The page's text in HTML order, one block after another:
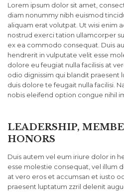
Lorem ipsum dolor sit amet,
diam nonummy nibh euismod
aliquam erat volutpat. Ut wisi enim
nostrud exerci tation ullamcorper
ex ea commodo consequat. Duis
hendrerit in vulputate velit esse
dolore eu feugiat nulla facilisis at
odio dignissim qui blandit praesent
duis dolore te feugait nulla facilisi.
nobis eleifend option congue nihil
LEADERSHIP,
HONORS
Duis autem vel eum iriure dolor in
esse molestie consequat, vel illum
at vero eros et accumsan et iusto
praesent luptatum zzril delenit